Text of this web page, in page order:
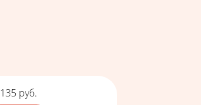
Цена
135 руб.